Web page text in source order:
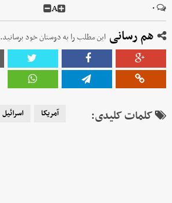
۰ A
هم رسانی این مطلب را به دوستان خود برسانید.
کلمات کلیدی: آمریکا اسرائیل